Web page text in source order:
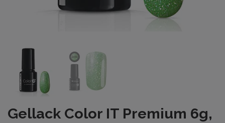
Gellack Color IT Premium 6g,